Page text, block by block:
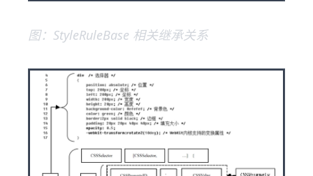
图：StyleRuleBase 相关继承关系